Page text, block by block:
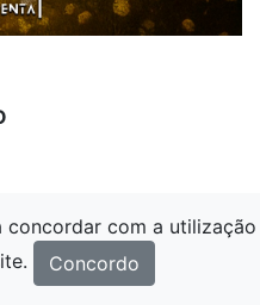
concordar com a utilização
Concordo